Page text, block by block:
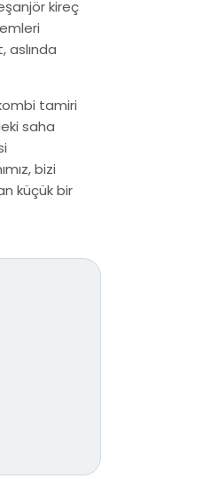
kireç
aslında
tamiri
saha
bizi
küçük bir